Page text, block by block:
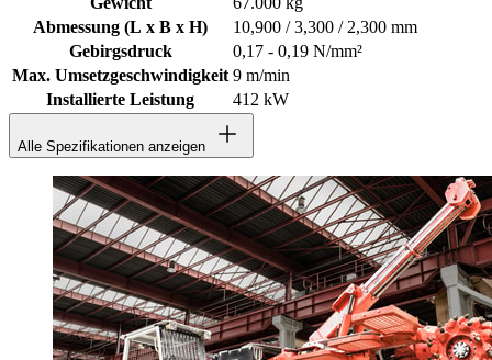
Abmessung (L x B x H)
10,900 / 3,300 / 2,300 mm
Gebirgsdruck
0,17 - 0,19 N/mm²
Max. Umsetzgeschwindigkeit 9 m/min
Installierte Leistung
412 kW
Alle Spezifikationen anzeigen